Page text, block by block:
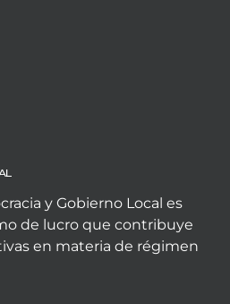
y Gobierno Local es
de lucro que contribuye
en materia de régimen